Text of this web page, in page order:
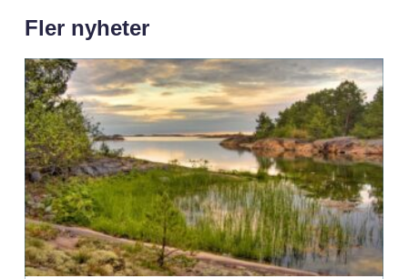
Fler nyheter